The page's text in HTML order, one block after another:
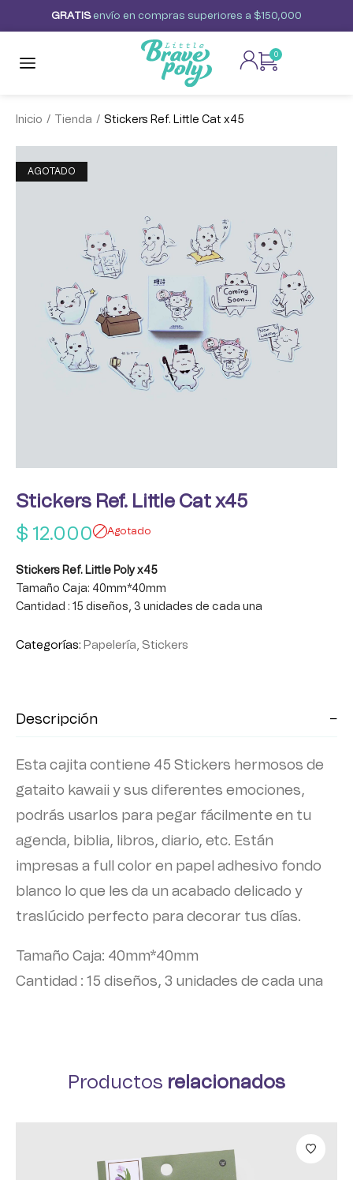
GRAT S envío en compras superiores a $150,000
0
Inicio / Tienda / Stickers Ref. Little Cat x45
AGOTADO
Stickers Ref. Little Cat x45
$ 12.000 Agotado
Stickers Ref. Little Poly x45
Tamaño Caja: 40mm*40mm
Cantidad : 15 diseños, 3 unidades de cada una
Categorías: Papelería, Stickers
Descripción
Esta cajita contiene 45 Stickers hermosos de
gataito kawaii y sus diferentes emociones,
podrás usarlos para pegar fácilmente en tu
agenda, biblia, libros, diario, etc. Están
impresas a full color en papel adhesivo fondo
blanco lo que les da un acabado delicado y
traslúcido perfecto para decorar tus días.
Tamaño Caja: 40mm*40mm
Cantidad : 15 diseños, 3 unidades de cada una
Productos relacionados